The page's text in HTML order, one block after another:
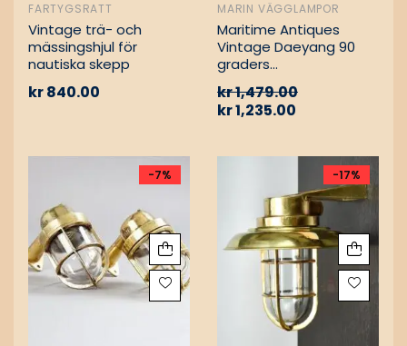
FARTYGSRATT
Vintage trä- och
mässingshjul för
nautiska skepp
kr840.00
MARIN VÄGGLAMPOR
Maritime Antiques
Vintage Daeyang 90
graders
kr1,479.00
kr1,235.00
-7% -17%